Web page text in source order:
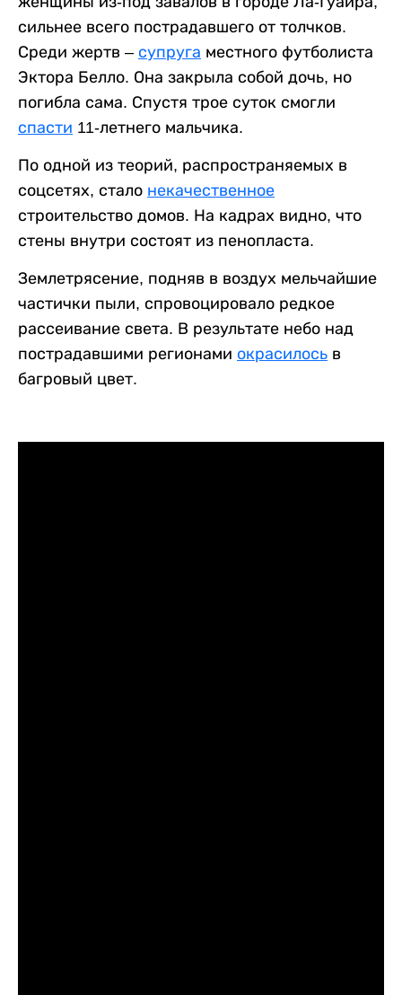
сильнее всего пострадавшего от толчков.
Среди жертв – супруга местного футболиста
Эктора Белло. Она закрыла собой дочь, но
погибла сама. Спустя трое суток смогли
спасти 11-летнего мальчика.
По одной из теорий, распространяемых в
соцсетях, стало некачественное
строительство домов. На кадрах видно, что
стены внутри состоят из пенопласта.
Землетрясение, подняв в воздух мельчайшие
частички пыли, спровоцировало редкое
рассеивание света. В результате небо над
пострадавшими регионами окрасилось в
багровый цвет.